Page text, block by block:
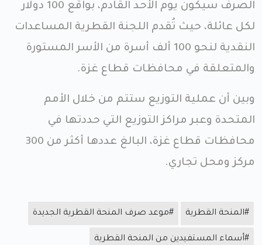
الصرف سيكون يوم الأحد القادم، بواقع 100 دولار
لكل عائلة، حيث تُقدم اللجنة القطرية المساعدات
النقدية لنحو 100 ألف أسرة من الأسر المستورة
والمتعلقة في محافظات قطاع غزة.
وبين أن عملية التوزيع ستتم من خلال الأمم
المتحدة وعبر مراكز التوزيع التي حددتها في
محافظات قطاع غزة، البالغ عددها أكثر من 300
مركز ومحل تجاري.
#المنحة القطرية #موعد صرف المنحة القطرية الجديدة
#أسماء المستفيدين من المنحة القطرية